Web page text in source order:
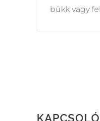
bükk vagy